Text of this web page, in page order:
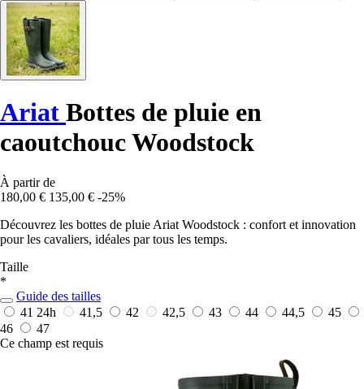
Ariat Bottes de pluie en
caoutchouc Woodstock
À partir de
180,00 € 135,00 € -25%
Découvrez les bottes de pluie Ariat Woodstock : confort et innovation
pour les cavaliers, idéales par tous les temps.
Taille
*
Guide des tailles
41 24h 41,5 42 42,5 43 44 44,5
45
46
47
Ce champ est requis